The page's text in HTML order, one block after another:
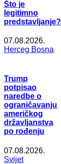
Što je
legitimno
predstavljanje?
07.08.2026.
Herceg Bosna
Trump
potpisao
naredbe o
ograničavanju
američkog
državljanstva
po rođenju
07.08.2026.
Svijet